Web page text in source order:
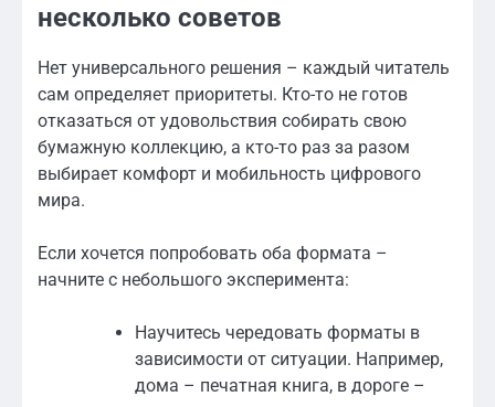
несколько советов
Нет универсального решения – каждый читатель
сам определяет приоритеты. Кто-то не готов
отказаться от удовольствия собирать свою
бумажную коллекцию, а кто-то раз за разом
выбирает комфорт и мобильность цифрового
мира.
Если хочется попробовать оба формата –
начните с небольшого эксперимента:
Научитесь чередовать форматы в
зависимости от ситуации. Например,
дома – печатная книга, в дороге –